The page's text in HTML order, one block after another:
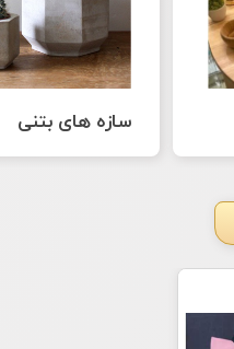
سازه های بتنی